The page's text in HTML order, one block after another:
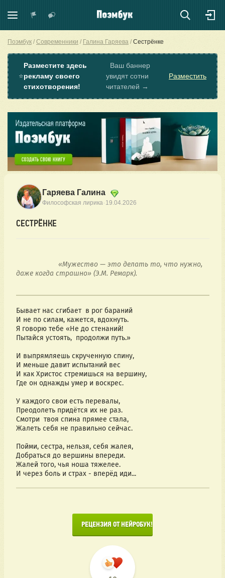
Поэмбук Современники Галина Гаряева Сестрёнке
⭐
Разместите здесь
рекламу своего
стихотворения!
Ваш баннер
увидят сотни
читателей →
Разместить
Гаряева Галина
Философская лирика· 19.04.2026
СЕСТРЁНКЕ
даже когда страшно» (Э.М. Ремарк).
Бывает нас сгибает  в рог бараний
И не по силам, кажется, вдохнуть.
Я говорю тебе «Не до стенаний!
Пытайся устоять,  продолжи путь.»
И выпрямляешь скрученную спину,
И меньше давит испытаний вес
И как Христос стремишься на вершину,
Где он однажды умер и воскрес.
У каждого свои есть перевалы,
Преодолеть придётся их не раз.
Смотри  твоя спина прямее стала,
Жалеть себя не правильно сейчас.
Пойми, сестра, нельзя, себя жалея,
Добраться до вершины впереди.
Жалей того, чья ноша тяжелее.
И через боль и страх - вперёд иди...